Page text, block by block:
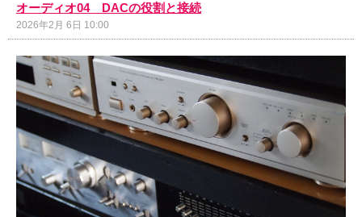
オーディオ04 DACの役割と接続
2026年2月 6日 10:00